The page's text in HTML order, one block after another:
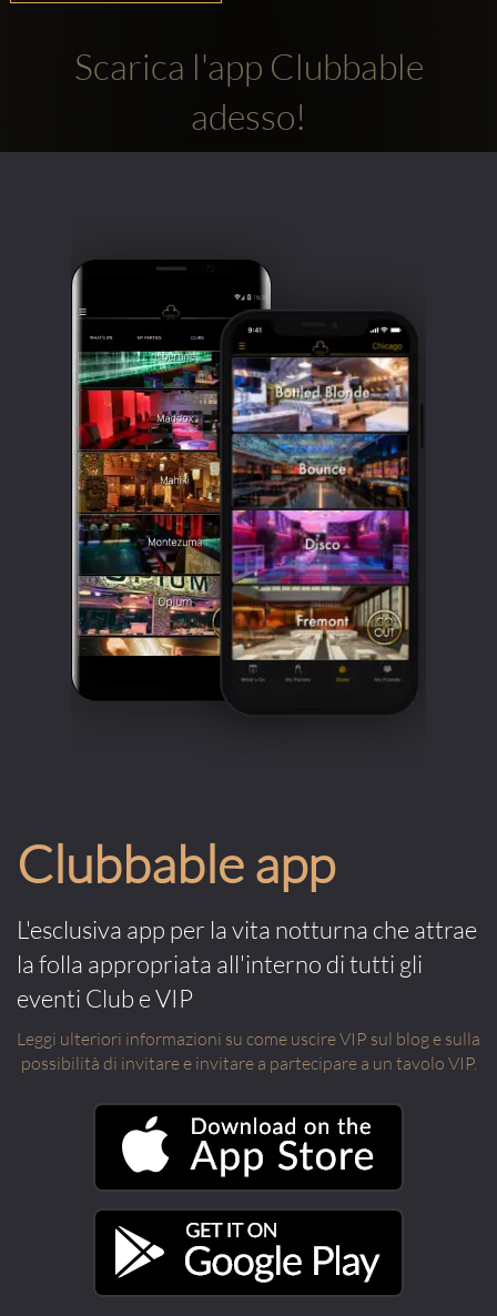
Scarica l'app Clubbable
adesso!
Clubbable app
L'esclusiva app per la vita notturna che attrae
la folla appropriata all'interno di tutti gli
eventi Club e VIP
Leggi ulteriori informazioni su come uscire VIP sul blog e sulla
possibilità di invitare e invitare a partecipare a un tavolo VIP.